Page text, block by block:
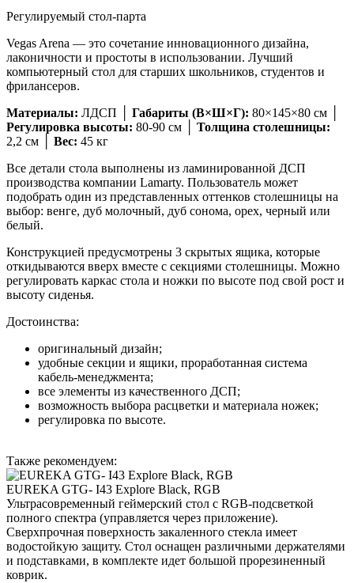
Регулируемый стол-парта
Vegas Arena — это сочетание инновационного дизайна,
лаконичности и простоты в использовании. Лучший
компьютерный стол для старших школьников, студентов и
фрилансеров.
Материалы: ЛДСП │ Габариты (В×Ш×Г): 80×145×80 см │
Регулировка высоты: 80-90 см │ Толщина столешницы:
2,2 см │ Вес: 45 кг
Все детали стола выполнены из ламинированной ДСП
производства компании Lamarty. Пользователь может
подобрать один из представленных оттенков столешницы на
выбор: венге, дуб молочный, дуб сонома, орех, черный или
белый.
Конструкцией предусмотрены 3 скрытых ящика, которые
откидываются вверх вместе с секциями столешницы. Можно
регулировать каркас стола и ножки по высоте под свой рост и
высоту сиденья.
Достоинства:
оригинальный дизайн;
удобные секции и ящики, проработанная система
кабель-менеджмента;
все элементы из качественного ДСП;
возможность выбора расцветки и материала ножек;
регулировка по высоте.
Также рекомендуем:
EUREKA GTG- I43 Explore Black, RGB
Ультрасовременный геймерский стол с RGB-подсветкой
полного спектра (управляется через приложение).
Сверхпрочная поверхность закаленного стекла имеет
водостойкую защиту. Стол оснащен различными держателями
и подставками, в комплекте идет большой прорезиненный
коврик.